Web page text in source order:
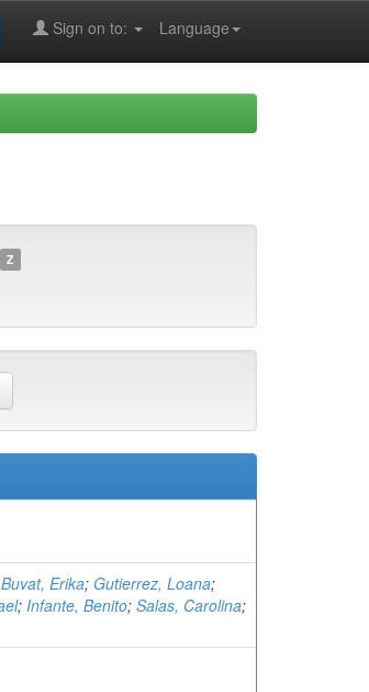
Language
Sign on to:
Z
Buvat, Erika; Gutierrez, Loana;
; Infante, Benito; Salas, Carolina;